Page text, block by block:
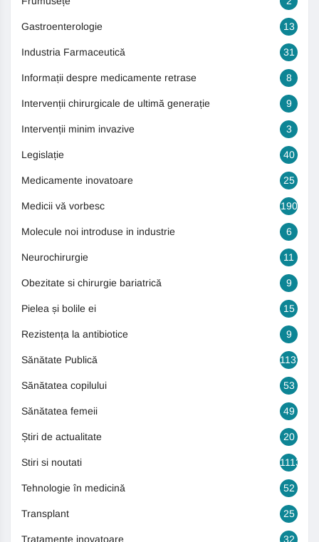
Gastroenterologie 13
Industria Farmaceutică 31
Informații despre medicamente retrase 8
Intervenții chirurgicale de ultimă generație 9
Intervenții minim invazive 3
Legislație 40
Medicamente inovatoare 25
Medicii vă vorbesc 190
Molecule noi introduse in industrie 6
Neurochirurgie 11
Obezitate si chirurgie bariatrică 9
Pielea și bolile ei 15
Rezistența la antibiotice 9
Sănătate Publică 1131
Sănătatea copilului 53
Sănătatea femeii 49
Știri de actualitate 20
Stiri si noutati 1113
Tehnologie în medicină 52
Transplant 25
Tratamente inovatoare 32